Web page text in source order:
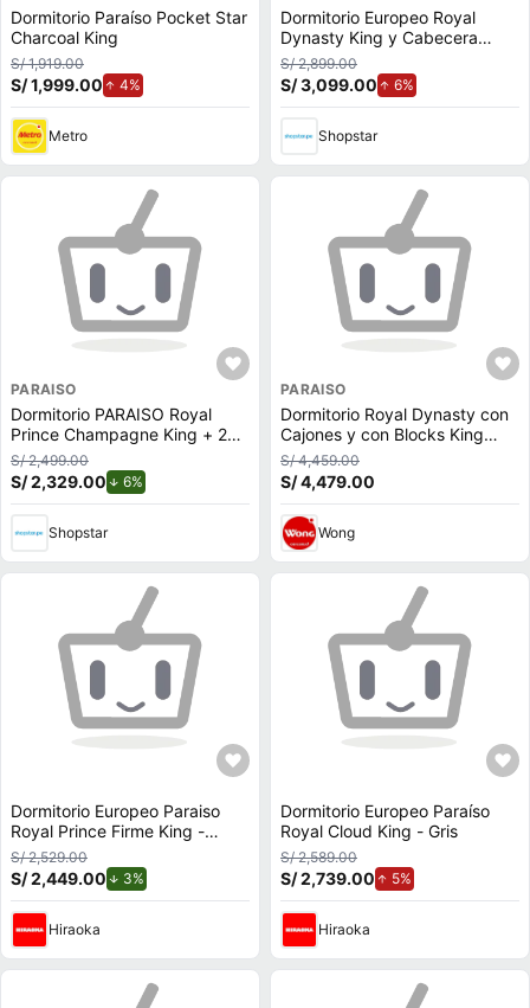
Dormitorio Paraíso Pocket Star
Charcoal King
S/ 1,919.00
S/ 1,999.00 4%
Metro
Dormitorio Europeo Royal
Dynasty King y Cabecera
Blocks Gris
S/ 2,899.00
S/ 3,099.00 6%
Shopstar
PARAISO
Dormitorio PARAISO Royal
Prince Champagne King + 2
Almohadas Viscoelásticas +
Protector
S/ 2,499.00
S/ 2,329.00 6%
Shopstar
PARAISO
Dormitorio Royal Dynasty con
Cajones y con Blocks King
Champagne
S/ 4,459.00
S/ 4,479.00
Wong
Dormitorio Europeo Paraiso
Royal Prince Firme King -
Chocolate
S/ 2,529.00
S/ 2,449.00 3%
Hiraoka
Dormitorio Europeo Paraíso
Royal Cloud King - Gris
S/ 2,589.00
S/ 2,739.00 5%
Hiraoka